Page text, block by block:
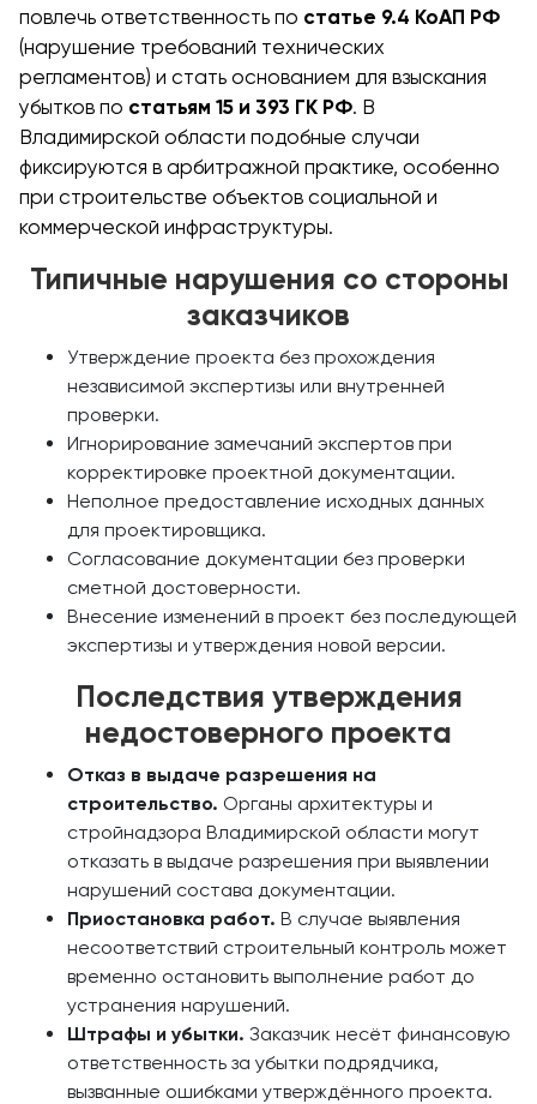
повлечь ответственность по статье 9.4 КоАП РФ
(нарушение требований технических
регламентов) и стать основанием для взыскания
убытков по статьям 15 и 393 ГК РФ. В
Владимирской области подобные случаи
фиксируются в арбитражной практике, особенно
при строительстве объектов социальной и
коммерческой инфраструктуры.
Типичные нарушения со стороны
заказчиков
Утверждение проекта без прохождения
независимой экспертизы или внутренней
проверки.
Игнорирование замечаний экспертов при
корректировке проектной документации.
Неполное предоставление исходных данных
для проектировщика.
Согласование документации без проверки
сметной достоверности.
Внесение изменений в проект без последующей
экспертизы и утверждения новой версии.
Последствия утверждения
недостоверного проекта
Отказ в выдаче разрешения на
строительство. Органы архитектуры и
стройнадзора Владимирской области могут
отказать в выдаче разрешения при выявлении
нарушений состава документации.
Приостановка работ. В случае выявления
несоответствий строительный контроль может
временно остановить выполнение работ до
устранения нарушений.
Штрафы и убытки. Заказчик несёт финансовую
ответственность за убытки подрядчика,
вызванные ошибками утверждённого проекта.